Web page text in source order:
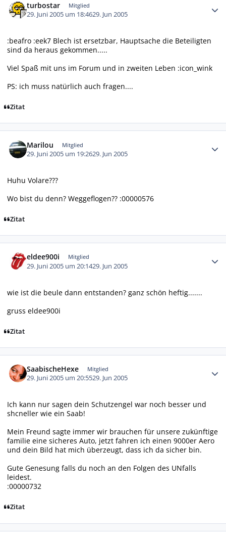
turbostar Mitglied
29. Juni 2005 um 18:4629. Jun 2005
:beafro :eek7 Blech ist ersetzbar, Hauptsache die Beteiligten
sind da heraus gekommen.....
Viel Spaß mit uns im Forum und in zweiten Leben :icon_wink
PS: ich muss natürlich auch fragen....
Zitat
Marilou Mitglied
29. Juni 2005 um 19:2629. Jun 2005
Huhu Volare???
Wo bist du denn? Weggeflogen?? :00000576
Zitat
eldee900i Mitglied
29. Juni 2005 um 20:1429. Jun 2005
wie ist die beule dann entstanden? ganz schön heftig.......
gruss eldee900i
Zitat
SaabischeHexe Mitglied
29. Juni 2005 um 20:5529. Jun 2005
Ich kann nur sagen dein Schutzengel war noch besser und
shcneller wie ein Saab!
Mein Freund sagte immer wir brauchen für unsere zukünftige
familie eine sicheres Auto, jetzt fahren ich einen 9000er Aero
und dein Bild hat mich überzeugt, dass ich da sicher bin.
Gute Genesung falls du noch an den Folgen des UNfalls
leidest.
:00000732
Zitat